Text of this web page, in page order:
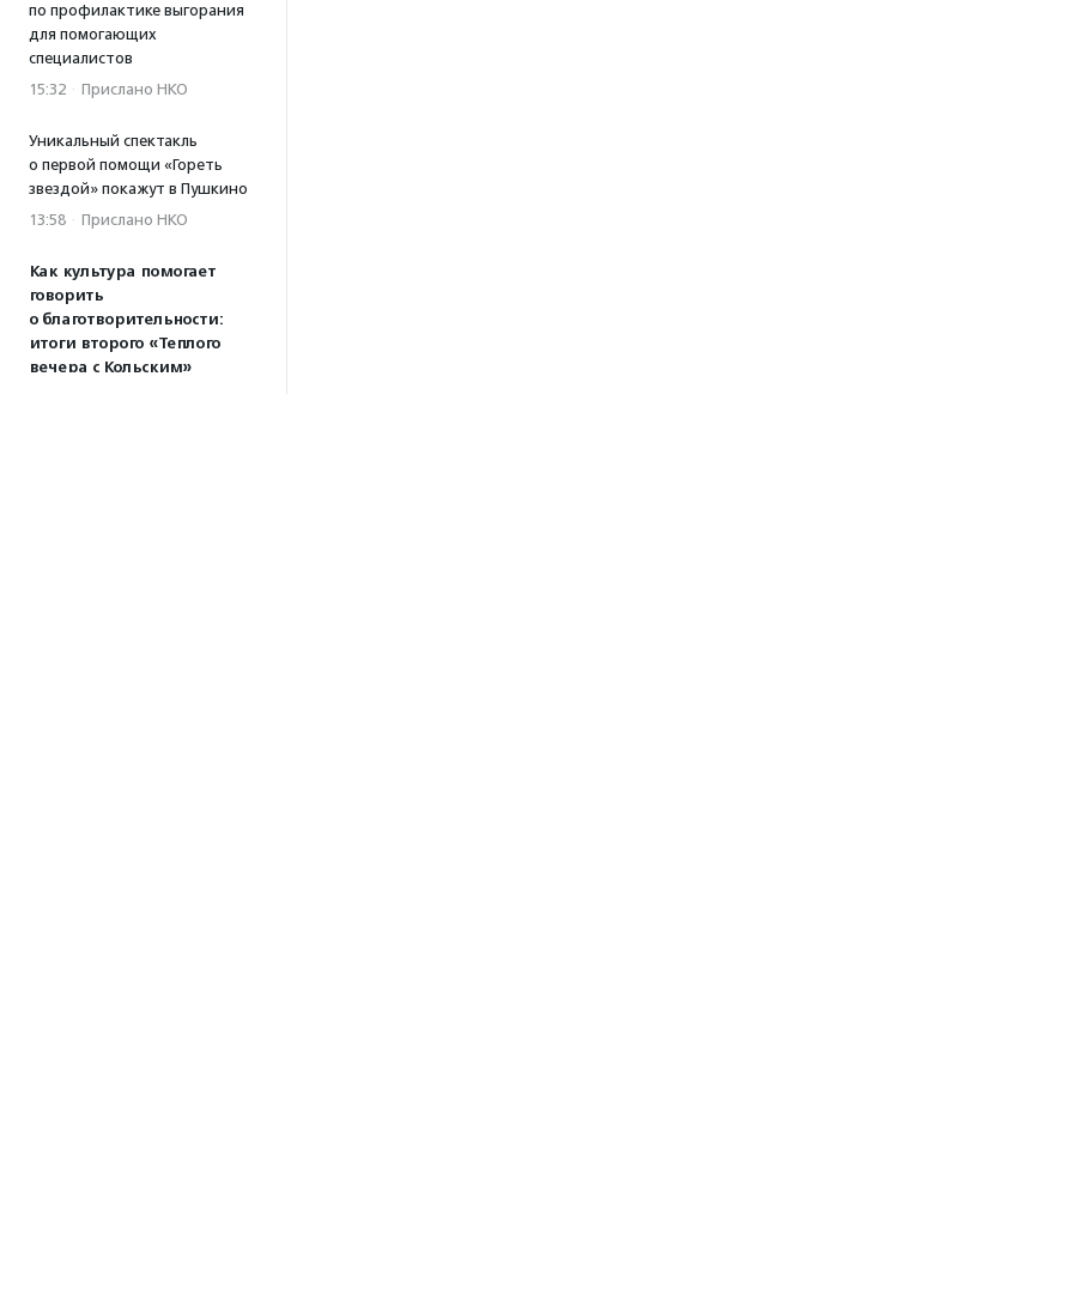
по профилактике выгорания
для помогающих
специалистов
15:32 · Прислано НКО
Уникальный спектакль
о первой помощи «Гореть
звездой» покажут в Пушкино
13:58 · Прислано НКО
Как культура помогает
говорить
о благотворительности:
итоги второго «Теплого
вечера с Кольским»